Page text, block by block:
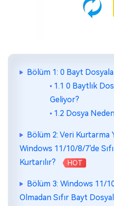
Bölüm 1: 0 Bayt
1.1 0 Baytlık
Geliyor?
1.2 Dosya
Bölüm 2: Veri Kurtarma
Windows 11/10/8/7'de
Kurtarılır?
HOT
Bölüm 3: Windows 11/
Olmadan Sıfır Bayt